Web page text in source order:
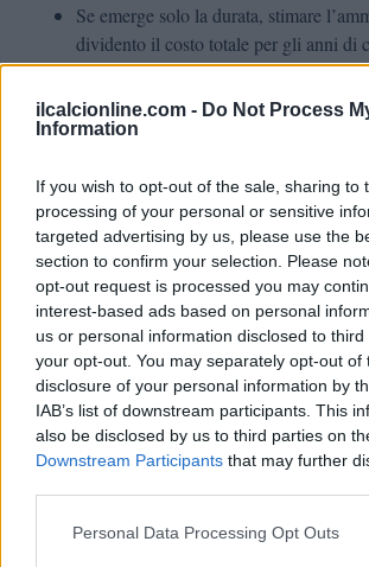
ilcalcionline.com - Do Not Process
Information
If you wish to opt-out of the sale, sharing to
processing of your personal or sensitive
targeted advertising by us, please use the
section to confirm your selection. Please
opt-out request is processed you may
interest-based ads based on personal
us or personal information disclosed to
your opt-out. You may separately opt-out of
disclosure of your personal information by
IAB’s list of downstream participants. This
also be disclosed by us to third parties on
Downstream Participants that may further
Please note that this website/app uses one
Personal Data Processing Opt Outs
Se emerge solo la durata, stimare
dividento il costo totale per gli anni di
Se si parla diprestitoindividuare
eventuali opzioni e obblighi di riscatto
futuro.
Esempi numerici classici per
– Acquisto con ammortamento: costo 24
quadriennale. Ammortamento annuo 6.
Costo annuo contabile tipico: 10.
a 20 milioni: valore residuo 12,
Parametro zero con bonus: premio firma
triennale (ammortamento 2/anno) e
Costo annuo contabile tipico: 7. Questi
confrontare operazioni diverse e a
sul bilancio, oltre la narrazione di